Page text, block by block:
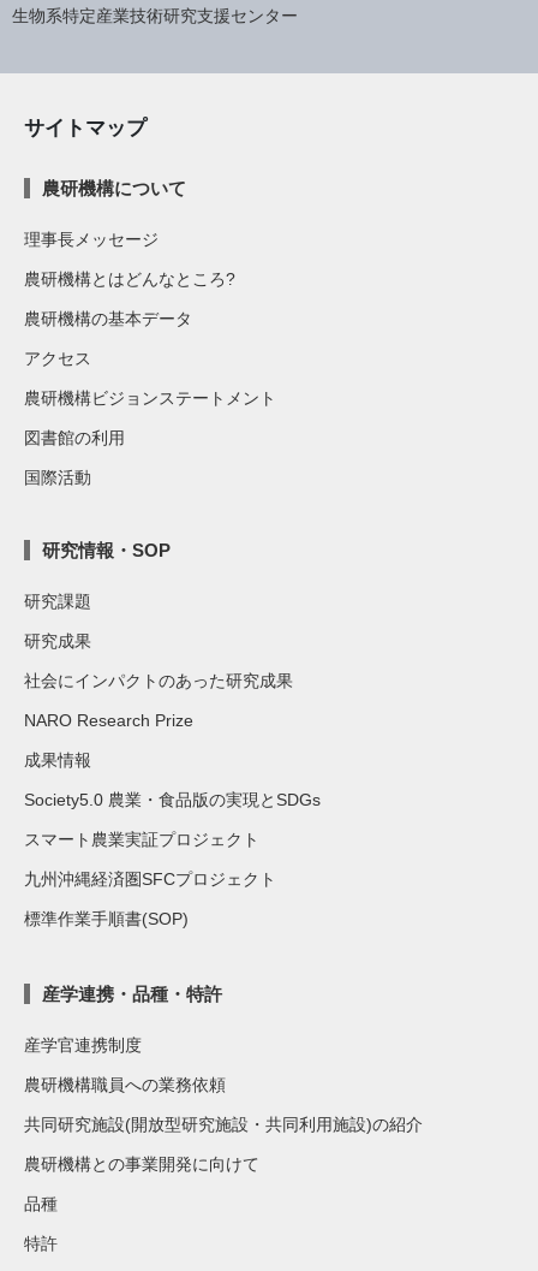
生物系特定産業技術研究支援センター
サイトマップ
農研機構について
理事長メッセージ
農研機構とはどんなところ?
農研機構の基本データ
アクセス
農研機構ビジョンステートメント
図書館の利用
国際活動
研究情報・SOP
研究課題
研究成果
社会にインパクトのあった研究成果
NARO Research Prize
成果情報
Society5.0 農業・食品版の実現とSDGs
スマート農業実証プロジェクト
九州沖縄経済圏SFCプロジェクト
標準作業手順書(SOP)
産学連携・品種・特許
産学官連携制度
農研機構職員への業務依頼
共同研究施設(開放型研究施設・共同利用施設)の紹介
農研機構との事業開発に向けて
品種
特許